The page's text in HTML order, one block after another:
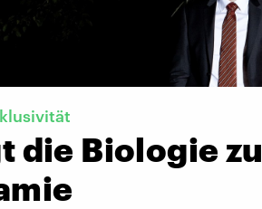
die Biologie zu